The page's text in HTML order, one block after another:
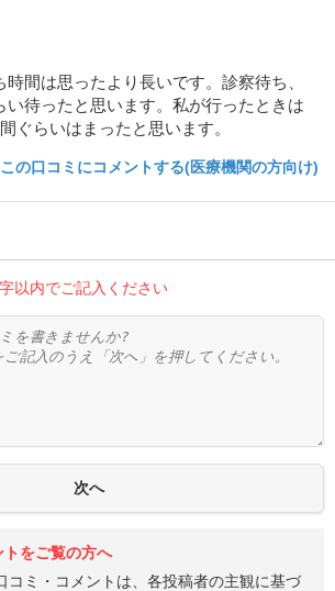
間は思ったより長いです。診察待ち、
い待ったと思います。私が行ったときは
ぐらいはまったと思います。
の口コミにコメントする(医療機関の方向け)
以内でご記入ください
トをご覧の方へ
コミ・コメントは、各投稿者の主観に基づ